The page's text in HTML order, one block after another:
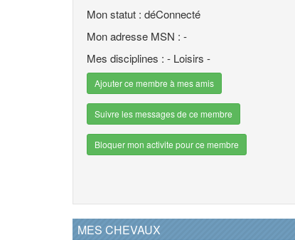
Mon statut : déConnecté
Mon adresse MSN : -
Mes disciplines : - Loisirs -
Ajouter ce membre à mes amis
Suivre les messages de ce membre
Bloquer mon activite pour ce membre
MES CHEVAUX